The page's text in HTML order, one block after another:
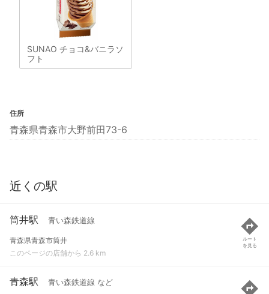
SUNAO チョコ&バニラソ
フト
住所
青森県青森市大野前田73-6
近くの駅
筒井駅 青い森鉄道線
青森県青森市筒井
このページの店舗から 2.6 km
ルート
を見る
青森駅 青い森鉄道線 など